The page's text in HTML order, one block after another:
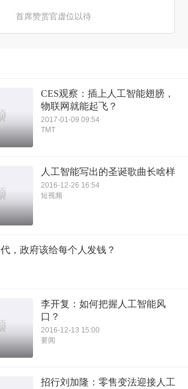
首席赞赏官虚位以待
CES观察：插上人工智能翅膀，
物联网就能起飞？
2017-01-09 09:54
TMT
人工智能写出的圣诞歌曲长啥样
2016-12-26 16:54
短视频
，政府该给每个人发钱？
李开复：如何把握人工智能风
口？
2016-12-13 15:00
要闻
招行刘加隆：零售变法迎接人工